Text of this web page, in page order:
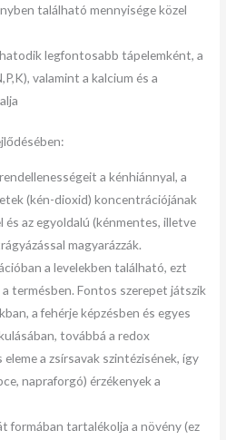
található mennyisége közel
legfontosabb tápelemként, a
valamint a kalcium és a
a kénhiánnyal, a
(kén-dioxid) koncentrációjának
az egyoldalú (kénmentes, illetve
magyarázzák.
a levelekben található, ezt
termésben. Fontos szerepet játszik
a fehérje képzésben és egyes
továbbá a redox
a zsírsavak szintézisének, így
napraforgó) érzékenyek a
formában tartalékolja a növény (ez